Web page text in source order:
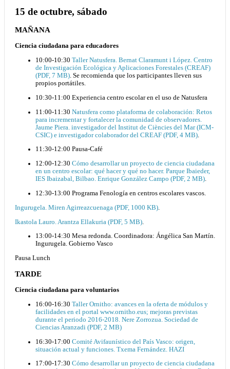
15 de octubre, sábado
MAÑANA
Ciencia ciudadana para educadores
10:00-10:30 Taller Natusfera. Bernat Claramunt i López. Centro
de Investigación Ecológica y Aplicaciones Forestales (CREAF)
(PDF, 7 MB). Se recomienda que los participantes lleven sus
propios portátiles.
10:30-11:00 Experiencia centro escolar en el uso de Natusfera
11:00-11:30 Natusfera como plataforma de colaboración: Retos
para incrementar y fortalecer la comunidad de observadores.
Jaume Piera. investigador del Institut de Ciències del Mar (ICM-
CSIC) e investigador colaborador del CREAF (PDF, 4 MB)
11:30-12:00 Pausa-Café
12:00-12:30 Cómo desarrollar un proyecto de ciencia ciudadana
en un centro escolar: qué hacer y qué no hacer. Parque Ibaieder,
IES Ibaizabal, Bilbao. Enrique González Campo (PDF, 2 MB).
12:30-13:00 Programa Fenología en centros escolares vascos.
Ingurugela. Miren Agirreazcuenaga (PDF, 1000 KB)
Ikastola Lauro. Arantza Ellakuria (PDF, 5 MB)
13:00-14:30 Mesa redonda. Coordinadora: Ángélica San Martín.
Ingurugela. Gobierno Vasco
Pausa Lunch
TARDE
Ciencia ciudadana para voluntarios
16:00-16:30 Taller Ornitho: avances en la oferta de módulos y
facilidades en el portal www.ornitho.eus; mejoras previstas
durante el periodo 2016-2018. Nere Zorrozua. Sociedad de
Ciencias Aranzadi (PDF, 2 MB)
16:30-17:00 Comité Avifaunístico del País Vasco: origen,
situación actual y funciones. Txema Fernández. HAZI
17:00-17:30 Cómo desarrollar un proyecto de ciencia ciudadana